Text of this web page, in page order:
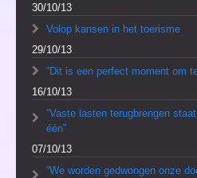
30/10/13
Volop kansen in het toerisme
29/10/13
“Dit is een perfect moment om
16/10/13
“Vaste lasten terugbrengen
één”
07/10/13
“We worden gedwongen onze